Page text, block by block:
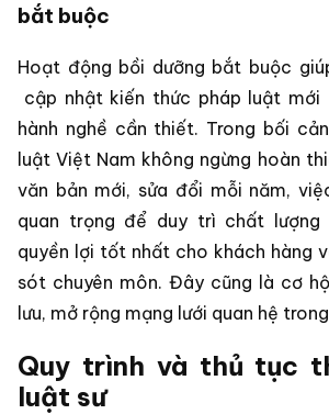
bắt buộc
Hoạt động bồi dưỡng bắt buộc
cập nhật kiến thức pháp luật mới
hành nghề cần thiết. Trong bối
luật Việt Nam không ngừng hoàn
văn bản mới, sửa đổi mỗi năm,
quan trọng để duy trì chất lượng
quyền lợi tốt nhất cho khách hàng
sót chuyên môn. Đây cũng là cơ
lưu, mở rộng mạng lưới quan hệ
Quy trình và thủ tục
luật sư